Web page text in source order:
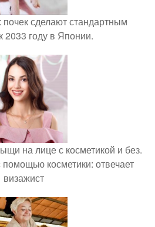
сделают стандартным
2033 году в Японии.
на лице с косметикой и без.
косметики: отвечает
визажист